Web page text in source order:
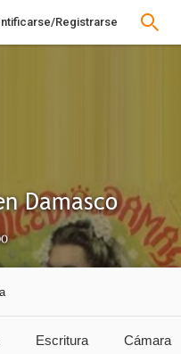
Registrarse
Damasco
Escritura Cámara